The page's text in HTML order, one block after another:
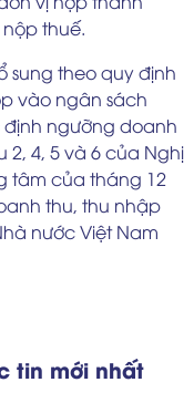
thuế.
sung theo quy định
vào ngân sách
định ngưỡng doanh
4, 5 và 6 của Nghị
tâm của tháng 12
thu, thu nhập
nước Việt Nam
tin mới nhất